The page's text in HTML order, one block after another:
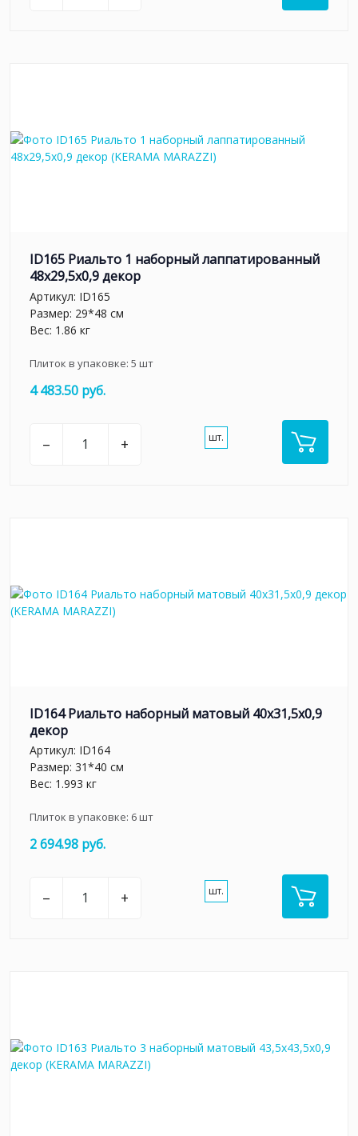
ID165 Риальто 1 наборный лаппатированный
48x29,5x0,9 декор
Артикул: ID165
Размер: 29*48 см
Вес: 1.86 кг
Плиток в упаковке: 5 шт
4 483.50 руб.
– + шт.
ID164 Риальто наборный матовый 40x31,5x0,9
декор
Артикул: ID164
Размер: 31*40 см
Вес: 1.993 кг
Плиток в упаковке: 6шт
2 694.98 руб.
– + шт.